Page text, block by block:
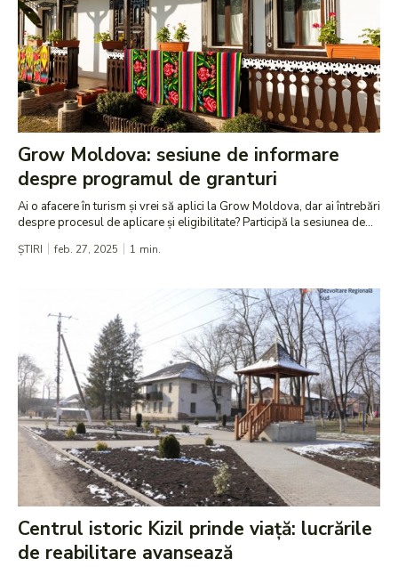
Grow Moldova: sesiune de informare
despre programul de granturi
Ai o afacere în turism și vrei să aplici la Grow Moldova, dar ai întrebări
despre procesul de aplicare și eligibilitate? Participă la sesiunea de...
ȘTIRI feb. 27, 2025 1 min.
Centrul istoric Kizil prinde viață: lucrările
de reabilitare avansează